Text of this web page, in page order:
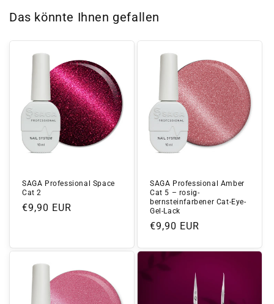
Das könnte Ihnen gefallen
SAGA Professional Space
Cat 2
Normaler
€9,90 EUR
SAGA Professional Amber
Cat 5 – rosig-
bernsteinfarbener Cat-Eye-
Gel-Lack
Normaler
€9,90 EUR